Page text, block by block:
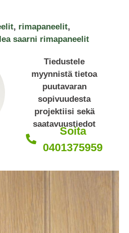
, rimapaneelit,
saarni rimapaneelit
Tiedustele
myynnistä tietoa
puutavaran
sopivuudesta
projektiisi sekä
saatavuustiedot
Soita
0401375959